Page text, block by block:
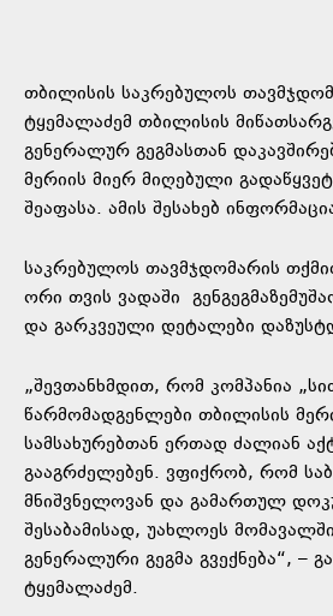
თბილისის საკრებულოს
ტყემალაძემ თბილისის
გენერალურ გეგმასთან
მერიის მიერ მიღებული
შეაფასა. ამის შესახებ
საკრებულოს თავმჯდომარის
ორი თვის ვადაში გენგეგმაზე
და გარკვეული დეტალები
„შევთანხმდით, რომ კომპანია
წარმომადგენლები თბილისის
სამსახურებთან ერთად ძალიან
გააგრძელებენ. ვფიქრობ, რომ
მნიშვნელოვან და გამართულ
შესაბამისად, უახლოეს
გენერალური გეგმა გვექნება“, –
ტყემალაძემ.